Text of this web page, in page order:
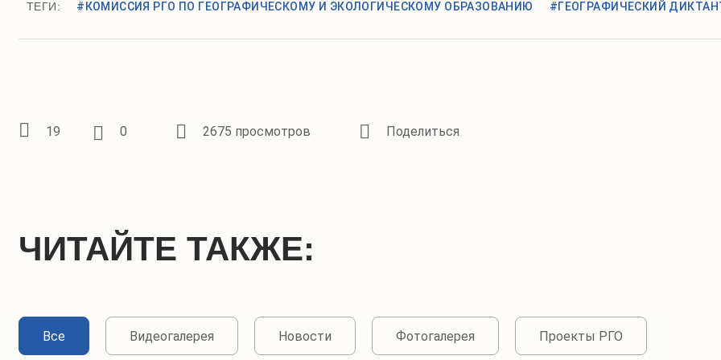
ТЕГИ: #КОМИССИЯ РГО ПО ГЕОГРАФИЧЕСКОМУ И ЭКОЛОГИЧЕСКОМУ ОБРАЗОВАНИЮ #ГЕОГРАФИЧЕСКИЙ
19 0 2675 просмотров
ЧИТАЙТЕ ТАКЖЕ:
Все Видеогалерея Новости Фотогалерея Проекты РГО